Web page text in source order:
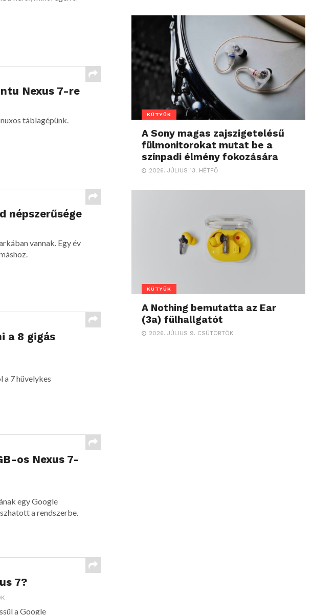
Nexus 7-re
táblagépünk.
népszerűsége
vannak. Egy év
a 8 gigás
a 7 hüvelykes
os Nexus 7-
egy Google
a rendszerbe.
7?
a Google
KÜTYÜK
A Sony magas zajszigetelésű
fülmonitorokat mutat be a
színpadi élmény fokozására
2026. JÚLIUS 13. HÉTFŐ
KÜTYÜK
A Nothing bemutatta az Ear
(3a) fülhallgatót
2026. JÚLIUS 9. CSÜTÖRTÖK